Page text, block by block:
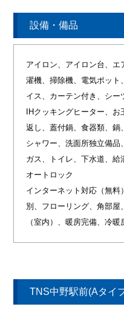
設備・備品
アイロン、アイロン台、
濯機、掃除機、電気ポット
イス、カーテン付き、シ
IHクッキングヒーター、
返し、蓋付鍋、食器類、鍋
シャワー、洗面所独立備品
ガス、トイレ、下水道、給
オートロック
インターネット対応（無料
別、フローリング、角部
（室内）、暖房完備、冷暖
TNS中野駅前(Aタイ